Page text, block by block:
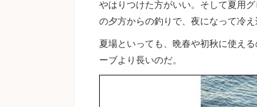
やはりつけた方がいい。そして夏用
の夕方からの釣りで、夜になって冷
夏場といっても、晩春や初秋に使え
ーブより長いのだ。